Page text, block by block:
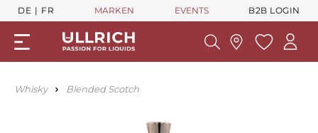
DE FR MARKEN EVENTS B2B LOGIN
Whisky Blended Scotch